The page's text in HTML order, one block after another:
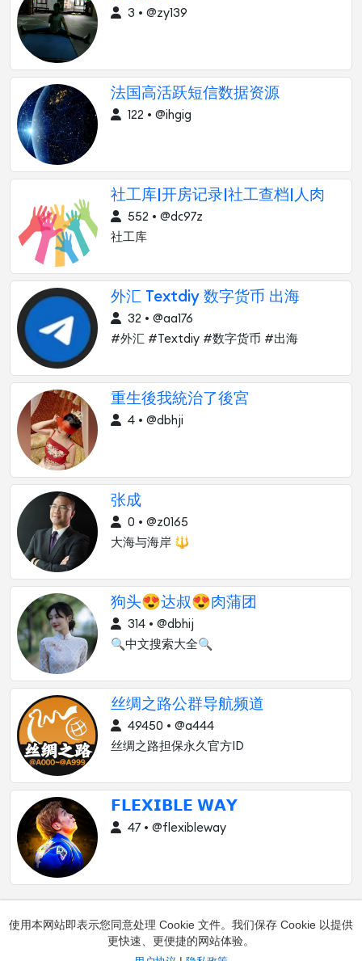
3 • @zy139
法国高活跃短信数据资源
122 • @ihgig
社工库|开房记录|社工查档|人肉
552 • @dc97z
社工库
外汇 Textdiy 数字货币 出海
32 • @aa176
#外汇 #Textdiy #数字货币 #出海
重生後我統治了後宮
4 • @dbhji
张成
0 • @z0165
大海与海岸 🔱
狗头😍达叔😍肉蒲团
314 • @dbhij
🔍中文搜索大全🔍
丝绸之路公群导航频道
49450 • @a444
丝绸之路担保永久官方ID
𝗙𝗟𝗘𝗫𝗜𝗕𝗟𝗘 𝗪𝗔𝗬
47 • @flexibleway
使用本网站即表示您同意处理 Cookie 文件。我们保存 Cookie 以提供
更快速、更便捷的网站体验。